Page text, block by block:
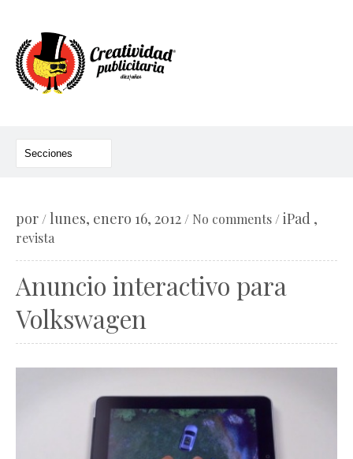
por /lunes, enero 16, 2012 / No comments /iPad ,
revista
Anuncio interactivo para
Volkswagen